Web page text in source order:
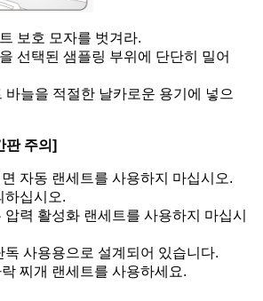
보호 모자를 벗겨라.
선택된 샘플링 부위에 단단히 밀어
바늘을 적절한 날카로운 용기에 넣으
판 주의]
자동 랜세트를 사용하지 마십시오.
하십시오.
력 활성화 랜세트를 사용하지 마십시
독 사용용으로 설계되어 있습니다.
찌개 랜세트를 사용하세요.